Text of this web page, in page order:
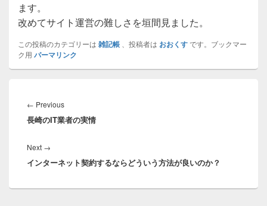
ます。
改めてサイト運営の難しさを垣間見ました。
この投稿のカテゴリーは 雑記帳 、投稿者は おおくすです。ブックマー
ク用 パーマリンク
稿
ナ
ゲ
シ
← PreviousPrevious
post:
長崎のIT業者の実情
Next →
post:
インターネット契約するならどういう方法が良いのか？